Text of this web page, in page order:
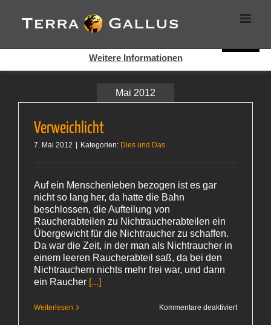
Inhalt
springen
Mai 2012
Verweichlicht
7. Mai 2012 Kategorien: Dies und Das
Auf ein Menschenleben bezogen ist es gar
nicht so lang her, da hatte die Bahn
beschlossen, die Aufteilung von
Raucherabteilen zu Nichtraucherabteilen ein
Übergewicht für die Nichtraucher zu schaffen.
Da war die Zeit, in der man als Nichtraucher in
einem leeren Raucherabteil saß, da bei den
Nichtrauchern nichts mehr frei war, und dann
ein Raucher [...]
Weiterlesen Kommentare deaktiviertfür
Cookies helfen auf auf dieser Seite bei der Bereitstellung der
Dienste. Durch die Nutzung dieser Webseite erklären Sie sich
Weitere Informationen